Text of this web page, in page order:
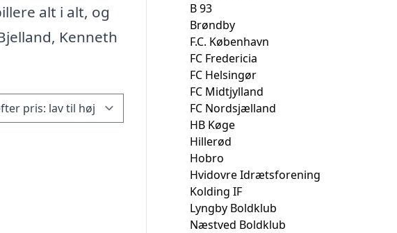
alt i alt, og
Kenneth
B 93
Brøndby
F.C. København
FC Fredericia
FC Helsingør
FC Midtjylland
FC Nordsjælland
HB Køge
Hillerød
Hobro
Hvidovre Idrætsforening
Kolding IF
Lyngby Boldklub
Næstved Boldklub